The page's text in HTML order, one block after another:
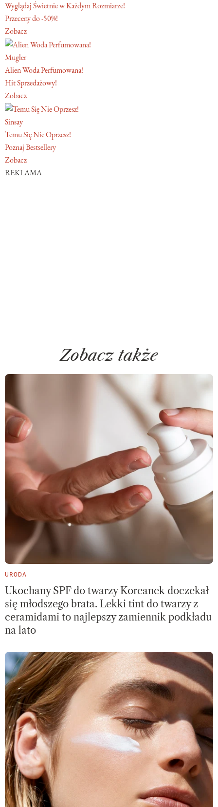
Wyglądaj Świetnie w Każdym Rozmiarze!
Przeceny do -50%!
Zobacz
Mugler
Alien Woda Perfumowana!
Hit Sprzedażowy!
Zobacz
Sinsay
Temu Się Nie Oprzesz!
Poznaj Bestsellery
Zobacz
REKLAMA
Zobacz także
URODA
Ukochany SPF do twarzy Koreanek doczekał
się młodszego brata. Lekki tint do twarzy z
ceramidami to najlepszy zamiennik podkładu
na lato